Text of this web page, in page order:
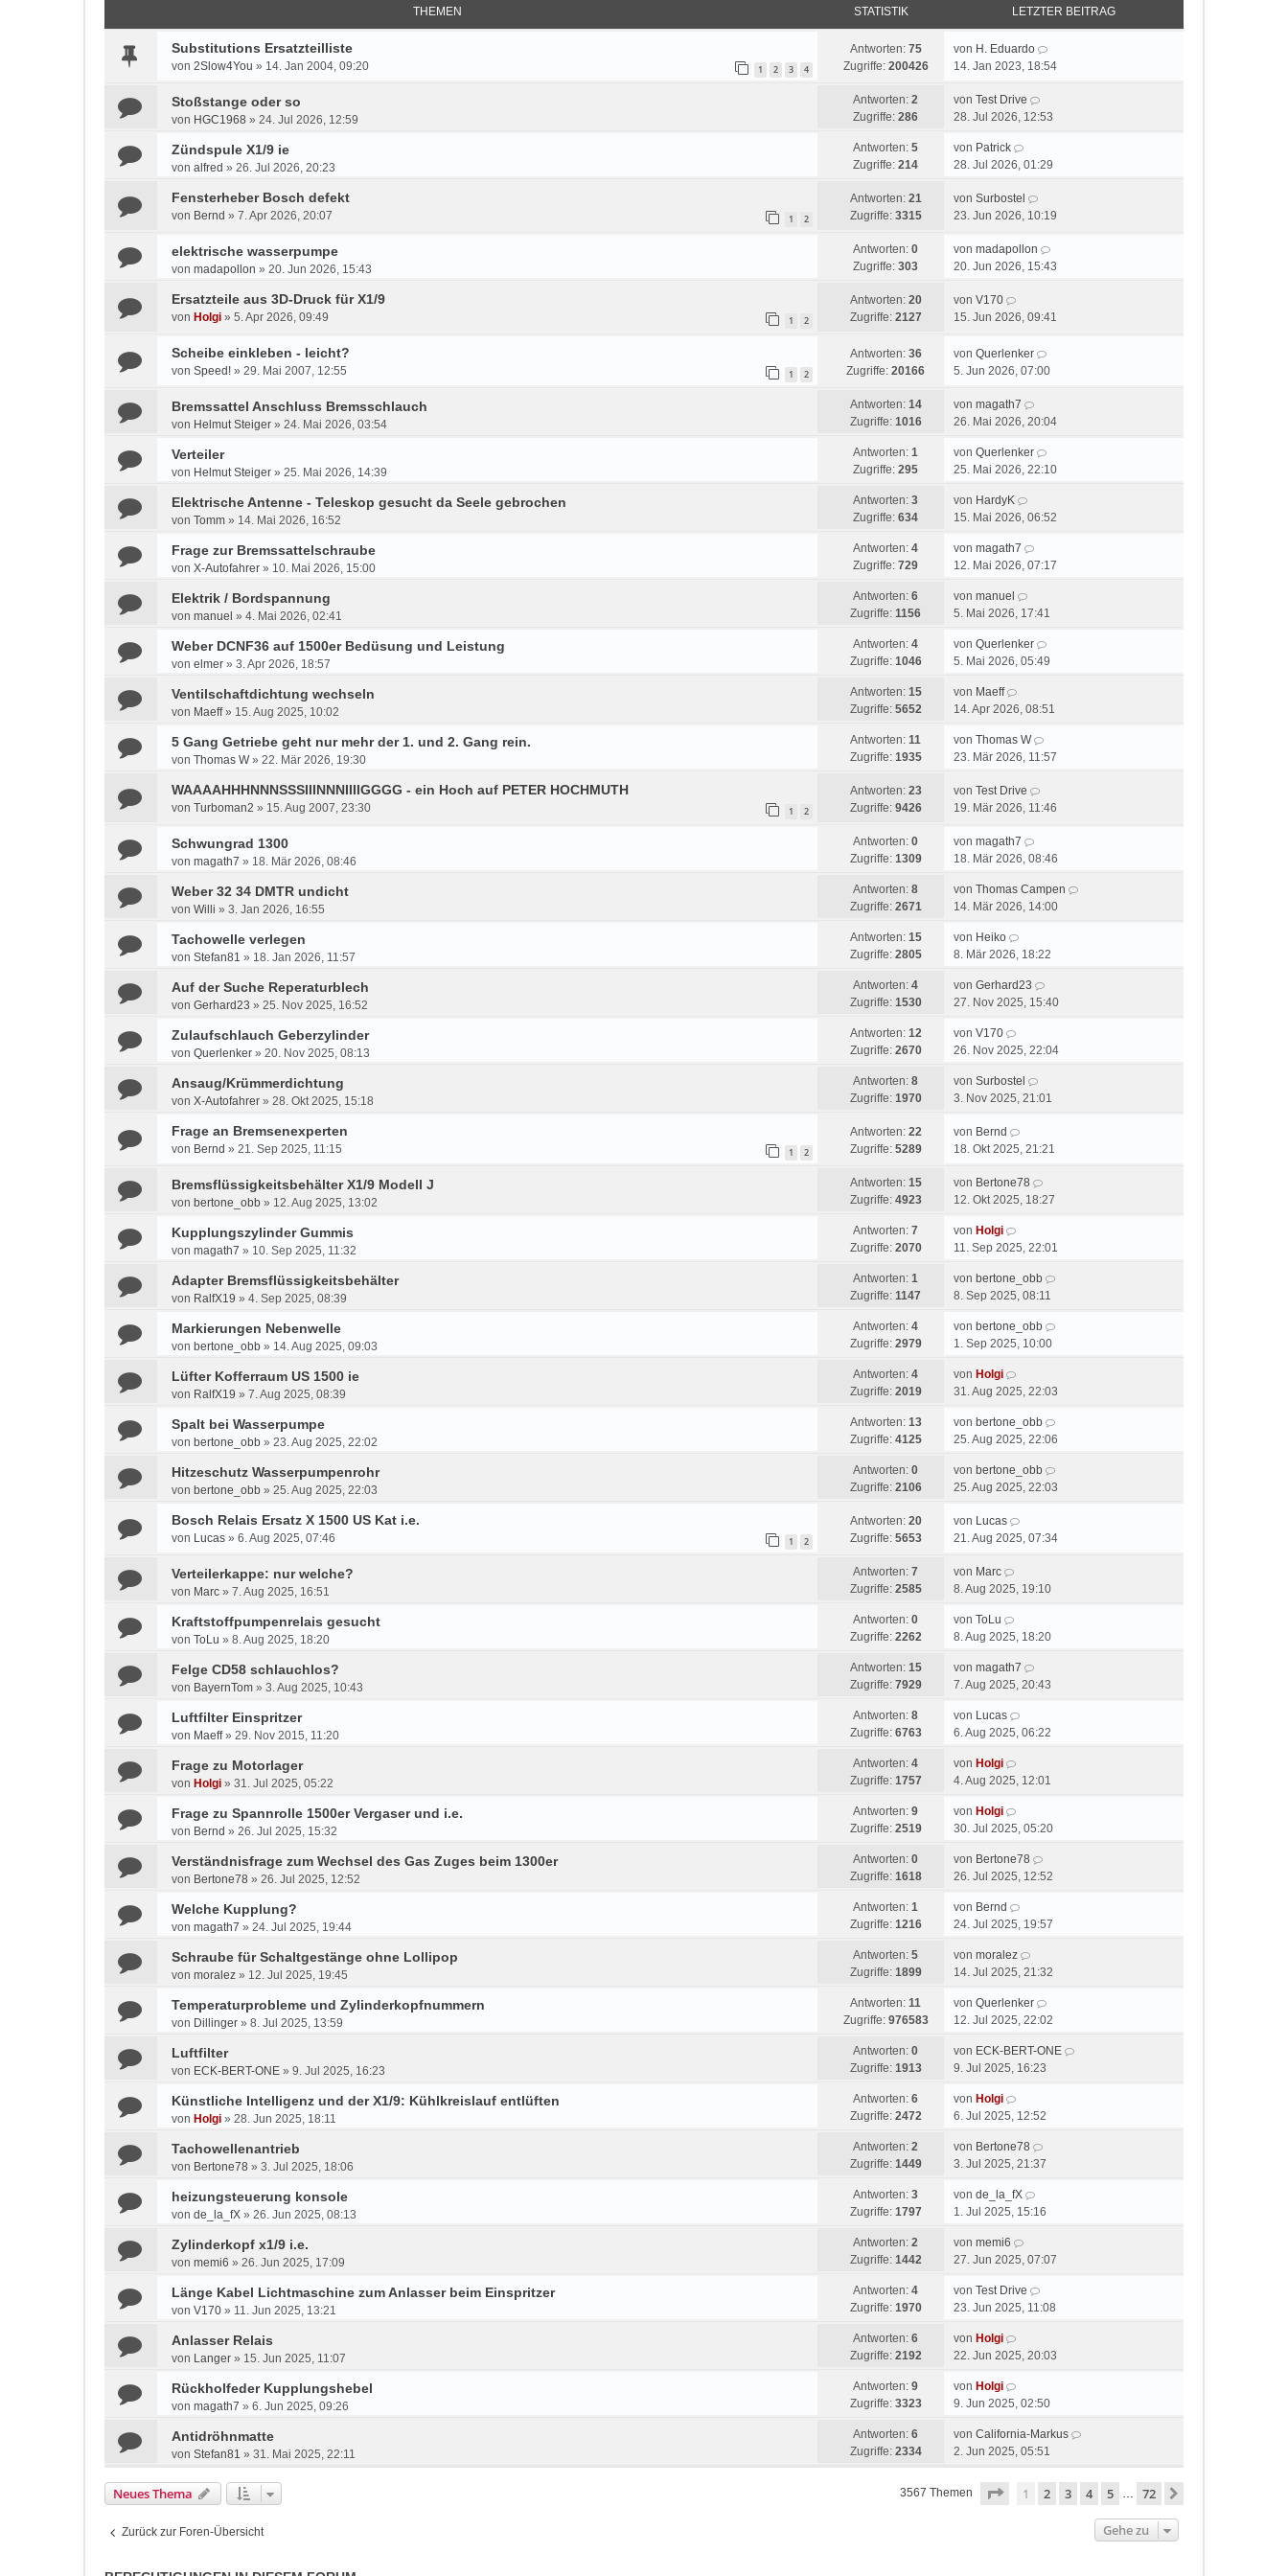
THEMEN STATISTIK LETZTER BEITRAG
Substitutions Ersatzteilliste
von 2Slow4You » 14. Jan 2004, 09:20 1 2 3 4
Antworten: 75
Zugriffe: 200426
von H. Eduardo
14. Jan 2023, 18:54
Stoßstange oder so
von HGC1968 » 24. Jul 2026, 12:59
Antworten: 2
Zugriffe: 286
von Test Drive
28. Jul 2026, 12:53
Zündspule X1/9 ie
von alfred » 26. Jul 2026, 20:23
Antworten: 5
Zugriffe: 214
von Patrick
28. Jul 2026, 01:29
Fensterheber Bosch defekt
von Bernd » 7. Apr 2026, 20:07 1 2
Antworten: 21
Zugriffe: 3315
von Surbostel
23. Jun 2026, 10:19
elektrische wasserpumpe
von madapollon » 20. Jun 2026, 15:43
Antworten: 0
Zugriffe: 303
von madapollon
20. Jun 2026, 15:43
Ersatzteile aus 3D-Druck für X1/9
von Holgi » 5. Apr 2026, 09:49 1 2
Antworten: 20
Zugriffe: 2127
von V170
15. Jun 2026, 09:41
Scheibe einkleben - leicht?
von Speed! » 29. Mai 2007, 12:55 1 2
Antworten: 36
Zugriffe: 20166
von Querlenker
5. Jun 2026, 07:00
Bremssattel Anschluss Bremsschlauch
von Helmut Steiger » 24. Mai 2026, 03:54
Antworten: 14
Zugriffe: 1016
von magath7
26. Mai 2026, 20:04
Verteiler
von Helmut Steiger » 25. Mai 2026, 14:39
Antworten: 1
Zugriffe: 295
von Querlenker
25. Mai 2026, 22:10
Elektrische Antenne - Teleskop gesucht da Seele gebrochen
von Tomm » 14. Mai 2026, 16:52
Antworten: 3
Zugriffe: 634
von HardyK
15. Mai 2026, 06:52
Frage zur Bremssattelschraube
von X-Autofahrer » 10. Mai 2026, 15:00
Antworten: 4
Zugriffe: 729
von magath7
12. Mai 2026, 07:17
Elektrik / Bordspannung
von manuel » 4. Mai 2026, 02:41
Antworten: 6
Zugriffe: 1156
von manuel
5. Mai 2026, 17:41
Weber DCNF36 auf 1500er Bedüsung und Leistung
von elmer » 3. Apr 2026, 18:57
Antworten: 4
Zugriffe: 1046
von Querlenker
5. Mai 2026, 05:49
Ventilschaftdichtung wechseln
von Maeff» 15. Aug 2025, 10:02
Antworten: 15
Zugriffe: 5652
von Maeff
14. Apr 2026, 08:51
5 Gang Getriebe geht nur mehr der 1. und 2. Gang rein.
von Thomas W» 22. Mär 2026, 19:30
Antworten: 11
Zugriffe: 1935
von Thomas W
23. Mär 2026, 11:57
WAAAAHHHNNNSSSIIINNNIIIIGGGG - ein Hoch auf PETER HOCHMUTH
von Turboman2 » 15. Aug 2007, 23:30 1 2
Antworten: 23
Zugriffe: 9426
von Test Drive
19. Mär 2026, 11:46
Schwungrad 1300
von magath7 » 18. Mär 2026, 08:46
Antworten: 0
Zugriffe: 1309
von magath7
18. Mär 2026, 08:46
Weber 32 34 DMTR undicht
von Willi » 3. Jan 2026, 16:55
Antworten: 8
Zugriffe: 2671
von Thomas Campen
14. Mär 2026, 14:00
Tachowelle verlegen
von Stefan81 » 18. Jan 2026, 11:57
Antworten: 15
Zugriffe: 2805
von Heiko
8. Mär 2026, 18:22
Auf der Suche Reperaturblech
von Gerhard23 » 25. Nov 2025, 16:52
Antworten: 4
Zugriffe: 1530
von Gerhard23
27. Nov 2025, 15:40
Zulaufschlauch Geberzylinder
von Querlenker » 20. Nov 2025, 08:13
Antworten: 12
Zugriffe: 2670
von V170
26. Nov 2025, 22:04
Ansaug/Krümmerdichtung
von X-Autofahrer » 28. Okt 2025, 15:18
Antworten: 8
Zugriffe: 1970
von Surbostel
3. Nov 2025, 21:01
Frage an Bremsenexperten
von Bernd » 21. Sep 2025, 11:15 1 2
Antworten: 22
Zugriffe: 5289
von Bernd
18. Okt 2025, 21:21
Bremsflüssigkeitsbehälter X1/9 Modell J
von bertone_obb » 12. Aug 2025, 13:02
Antworten: 15
Zugriffe: 4923
von Bertone78
12. Okt 2025, 18:27
Kupplungszylinder Gummis
von magath7 » 10. Sep 2025, 11:32
Antworten: 7
Zugriffe: 2070
von Holgi
11. Sep 2025, 22:01
Adapter Bremsflüssigkeitsbehälter
von RalfX19 » 4. Sep 2025, 08:39
Antworten: 1
Zugriffe: 1147
von bertone_obb
8. Sep 2025, 08:11
Markierungen Nebenwelle
von bertone_obb » 14. Aug 2025, 09:03
Antworten: 4
Zugriffe: 2979
von bertone_obb
1. Sep 2025, 10:00
Lüfter Kofferraum US 1500 ie
von RalfX19 » 7. Aug 2025, 08:39
Antworten: 4
Zugriffe: 2019
von Holgi
31. Aug 2025, 22:03
Spalt bei Wasserpumpe
von bertone_obb » 23. Aug 2025, 22:02
Antworten: 13
Zugriffe: 4125
von bertone_obb
25. Aug 2025, 22:06
Hitzeschutz Wasserpumpenrohr
von bertone_obb » 25. Aug 2025, 22:03
Antworten: 0
Zugriffe: 2106
von bertone_obb
25. Aug 2025, 22:03
Bosch Relais Ersatz X 1500 US Kat i.e.
von Lucas » 6. Aug 2025, 07:46 1 2
Antworten: 20
Zugriffe: 5653
von Lucas
21. Aug 2025, 07:34
Verteilerkappe: nur welche?
von Marc » 7. Aug 2025, 16:51
Antworten: 7
Zugriffe: 2585
von Marc
8. Aug 2025, 19:10
Kraftstoffpumpenrelais gesucht
von ToLu » 8. Aug 2025, 18:20
Antworten: 0
Zugriffe: 2262
von ToLu
8. Aug 2025, 18:20
Felge CD58 schlauchlos?
von BayernTom » 3. Aug 2025, 10:43
Antworten: 15
Zugriffe: 7929
von magath7
7. Aug 2025, 20:43
Luftfilter Einspritzer
von Maeff» 29. Nov 2015, 11:20
Antworten: 8
Zugriffe: 6763
von Lucas
6. Aug 2025, 06:22
Frage zu Motorlager
von Holgi » 31. Jul 2025, 05:22
Antworten: 4
Zugriffe: 1757
von Holgi
4. Aug 2025, 12:01
Frage zu Spannrolle 1500er Vergaser und i.e.
von Bernd » 26. Jul 2025, 15:32
Antworten: 9
Zugriffe: 2519
von Holgi
30. Jul 2025, 05:20
Verständnisfrage zum Wechsel des Gas Zuges beim 1300er
von Bertone78 » 26. Jul 2025, 12:52
Antworten: 0
Zugriffe: 1618
von Bertone78
26. Jul 2025, 12:52
Welche Kupplung?
von magath7 » 24. Jul 2025, 19:44
Antworten: 1
Zugriffe: 1216
von Bernd
24. Jul 2025, 19:57
Schraube für Schaltgestänge ohne Lollipop
von moralez » 12. Jul 2025, 19:45
Antworten: 5
Zugriffe: 1899
von moralez
14. Jul 2025, 21:32
Temperaturprobleme und Zylinderkopfnummern
von Dillinger » 8. Jul 2025, 13:59
Antworten: 11
Zugriffe: 976583
von Querlenker
12. Jul 2025, 22:02
Luftfilter
von ECK-BERT-ONE » 9. Jul 2025, 16:23
Antworten: 0
Zugriffe: 1913
von ECK-BERT-ONE
9. Jul 2025, 16:23
Künstliche Intelligenz und der X1/9: Kühlkreislauf entlüften
von Holgi » 28. Jun 2025, 18:11
Antworten: 6
Zugriffe: 2472
von Holgi
6. Jul 2025, 12:52
Tachowellenantrieb
von Bertone78 » 3. Jul 2025, 18:06
Antworten: 2
Zugriffe: 1449
von Bertone78
3. Jul 2025, 21:37
heizungsteuerung konsole
von de_la_fX » 26. Jun 2025, 08:13
Antworten: 3
Zugriffe: 1797
von de_la_fX
1. Jul 2025, 15:16
Zylinderkopf x1/9 i.e.
von memi6 » 26. Jun 2025, 17:09
Antworten: 2
Zugriffe: 1442
von memi6
27. Jun 2025, 07:07
Länge Kabel Lichtmaschine zum Anlasser beim Einspritzer
von V170 » 11. Jun 2025, 13:21
Antworten: 4
Zugriffe: 1970
von Test Drive
23. Jun 2025, 11:08
Anlasser Relais
von Langer » 15. Jun 2025, 11:07
Antworten: 6
Zugriffe: 2192
von Holgi
22. Jun 2025, 20:03
Rückholfeder Kupplungshebel
von magath7 » 6. Jun 2025, 09:26
Antworten: 9
Zugriffe: 3323
von Holgi
9. Jun 2025, 02:50
Antidröhnmatte
von Stefan81 » 31. Mai 2025, 22:11
Antworten: 6
Zugriffe: 2334
von California-Markus
2. Jun 2025, 05:51
Neues Thema 3567 Themen Seite von72
1 2 3 4 5 … 72
Zurück zur Foren-Übersicht Gehe zu